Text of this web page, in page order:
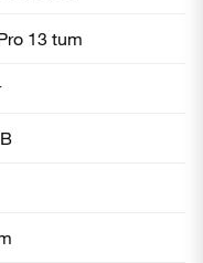
13 tum